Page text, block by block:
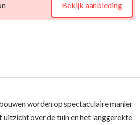
Bekijk aanbieding
worden op spectaculaire manier
uitzicht over de tuin en het langgerekte